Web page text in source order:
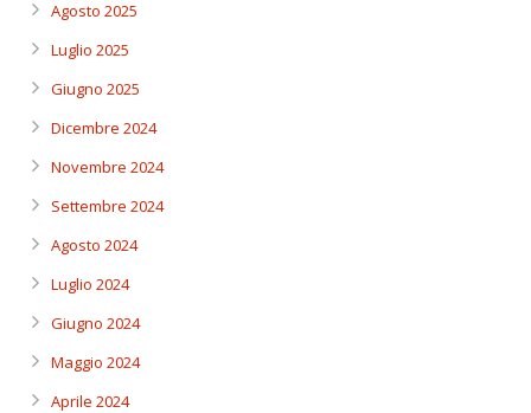
Agosto 2025
Luglio 2025
Giugno 2025
Dicembre 2024
Novembre 2024
Settembre 2024
Agosto 2024
Luglio 2024
Giugno 2024
Maggio 2024
Aprile 2024